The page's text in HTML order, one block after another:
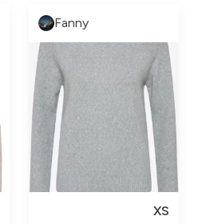
Fanny
XS